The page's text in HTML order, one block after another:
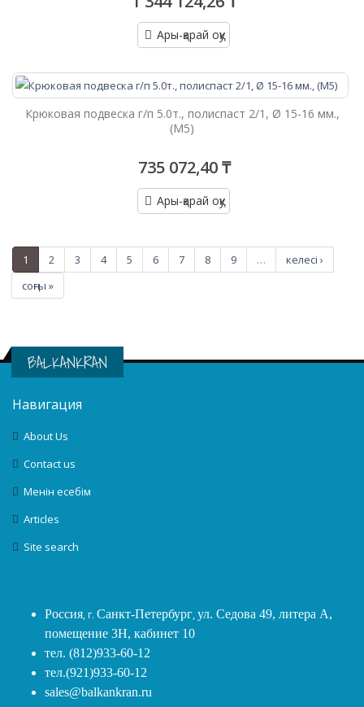
Ары-қарай оқу
Крюковая подвеска г/п 5.0т., полиспаст 2/1, Ø 15-16 мм.,
(М5)
735 072,40 ₸
Ары-қарай оқу
1 2 3 4 5 6 7 8 9 …
келесі ›
соңғы »
BALKANKRAN
Навигация
About Us
Contact us
Менін есебім
Articles
Site search
Россия, г. Санкт-Петербург,ул. Седова 49, литера А,
помещение 3Н, кабинет 10
тел. (812)933-60-12
тел.(921)933-60-12
sales@balkankran.ru